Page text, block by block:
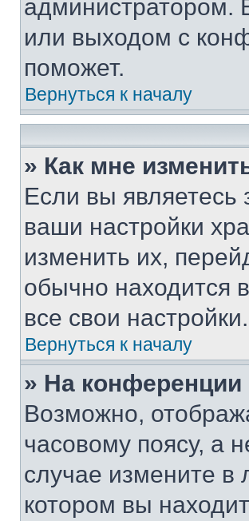
администратором.
или выходом с
поможет.
Вернуться к началу
» Как мне
Если вы являетесь
ваши настройки
изменить их,
обычно находится
все свои настройки.
Вернуться к началу
» На
Возможно,
часовому поясу, а
случае измените в
котором вы